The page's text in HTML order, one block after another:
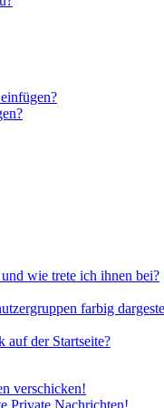
wie trete ich ihnen bei?
farbig
auf der Startseite?
verschicken!